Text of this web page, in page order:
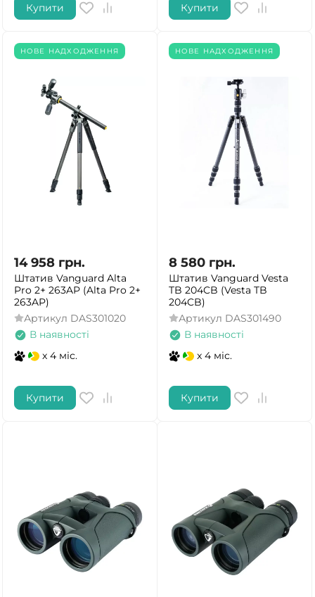
Купити Купити
НОВЕ НАДХОДЖЕННЯ
14 958 грн.
Штатив Vanguard Alta
Pro 2+ 263AP (Alta Pro 2+
263AP)
Артикул DAS301020
В наявності
x 4 міс.
Купити
НОВЕ НАДХОДЖЕННЯ
8 580 грн.
Штатив Vanguard Vesta
TB 204CB (Vesta TB
204CB)
Артикул DAS301490
В наявності
x 4 міс.
Купити